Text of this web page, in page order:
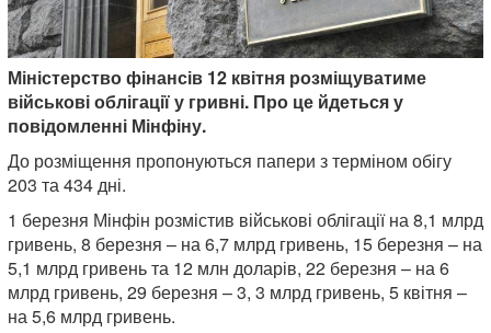
Міністерство фінансів 12 квітня розміщуватиме
військові облігації у гривні. Про це йдеться у
повідомленні Мінфіну.
До розміщення пропонуються папери з терміном обігу
203 та 434 дні.
1 березня Мінфін розмістив військові облігації на 8,1 млрд
гривень, 8 березня – на 6,7 млрд гривень, 15 березня – на
5,1 млрд гривень та 12 млн доларів, 22 березня – на 6
млрд гривень, 29 березня – 3, 3 млрд гривень, 5 квітня –
на 5,6 млрд гривень.